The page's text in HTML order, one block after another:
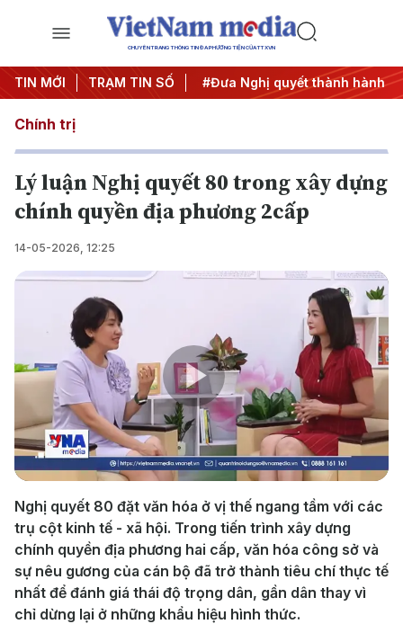
CHUYÊN TRANG THÔNG TIN ĐA PHƯƠNG TIỆN CỦA TTXVN
TIN MỚI TRẠM TIN SỐ
ương 3 #APEC 2027 #Đưa Nghị quyết thành hành
Chính trị
Lý luận Nghị quyết 80 trong xây dựng
chính quyền địa phương 2cấp
14-05-2026, 12:25
Play
Video
Nghị quyết 80 đặt văn hóa ở vị thế ngang tầm với các
trụ cột kinh tế - xã hội. Trong tiến trình xây dựng
chính quyền địa phương hai cấp, văn hóa công sở và
sự nêu gương của cán bộ đã trở thành tiêu chí thực tế
nhất để đánh giá thái độ trọng dân, gần dân thay vì
chỉ dừng lại ở những khẩu hiệu hình thức.